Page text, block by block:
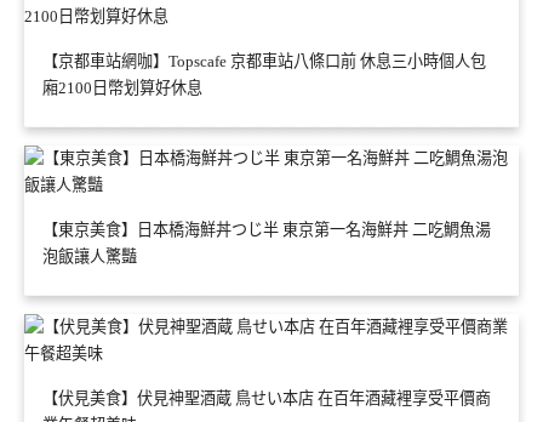
【京都車站網咖】Topscafe 京都車站八條口前 休息三小時個人包
廂2100日幣划算好休息
【東京美食】日本橋海鮮丼つじ半 東京第一名海鮮丼 二吃鯛魚湯
泡飯讓人驚豔
【伏見美食】伏見神聖酒蔵 鳥せい本店 在百年酒藏裡享受平價商